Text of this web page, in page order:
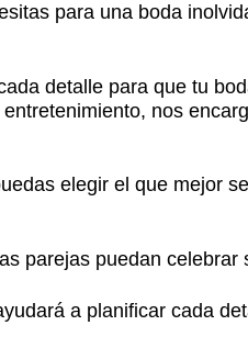
para una boda
detalle para que tu
nos
elegir el que mejor
parejas puedan celebrar
a planificar cada